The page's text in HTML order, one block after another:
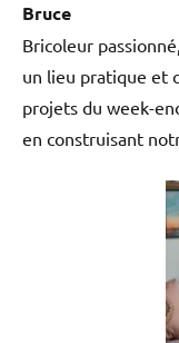
Bruce
Bricoleur
un lieu pratique et
projets du week-
en construisant